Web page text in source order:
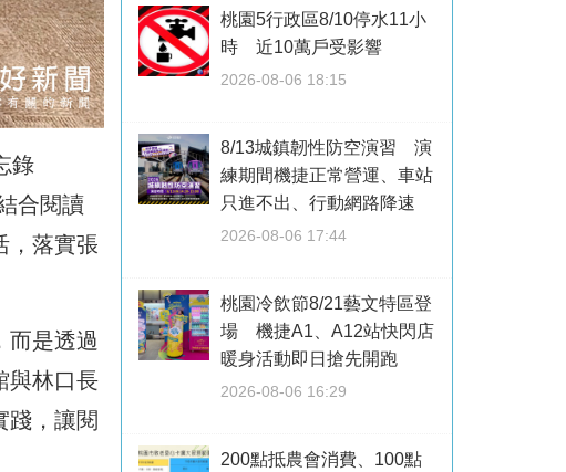
錄
合閱讀
，落實張
而是透過
與林口長
踐，讓閱
桃園5行政區8/10停水11小
時 近10萬戶受影響
2026-08-06 18:15
8/13城鎮韌性防空演習 演
練期間機捷正常營運、車站
只進不出、行動網路降速
2026-08-06 17:44
桃園冷飲節8/21藝文特區登
場 機捷A1、A12站快閃店
暖身活動即日搶先開跑
2026-08-06 16:29
200點抵農會消費、100點